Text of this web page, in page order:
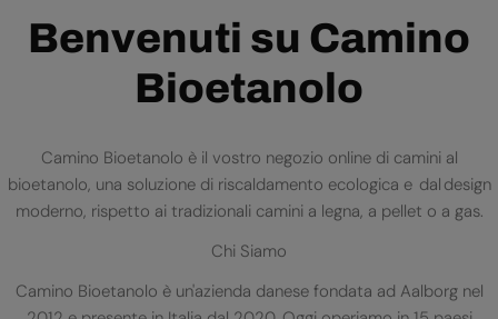
Benvenuti su Camino
Bioetanolo
Camino Bioetanolo è il vostro negozio online di camini al
bioetanolo, una soluzione di riscaldamento ecologica e dal design
moderno, rispetto ai tradizionali camini a legna, a pellet o a gas.
Chi Siamo
Camino Bioetanolo è un'azienda danese fondata ad Aalborg nel